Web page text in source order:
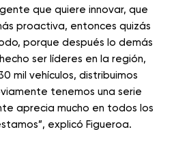
que quiere innovar, que
proactiva, entonces quizás
porque después lo demás
ser líderes en la región,
mil vehículos, distribuimos
tenemos una serie
aprecia mucho en todos los
explicó Figueroa.